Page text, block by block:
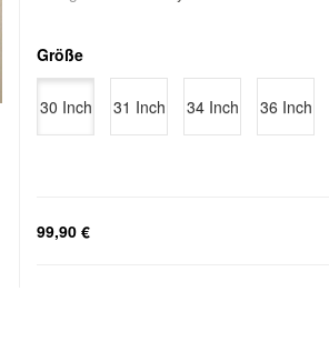
Größe
30 Inch 31 Inch 34 Inch 36 Inch
99,90 €